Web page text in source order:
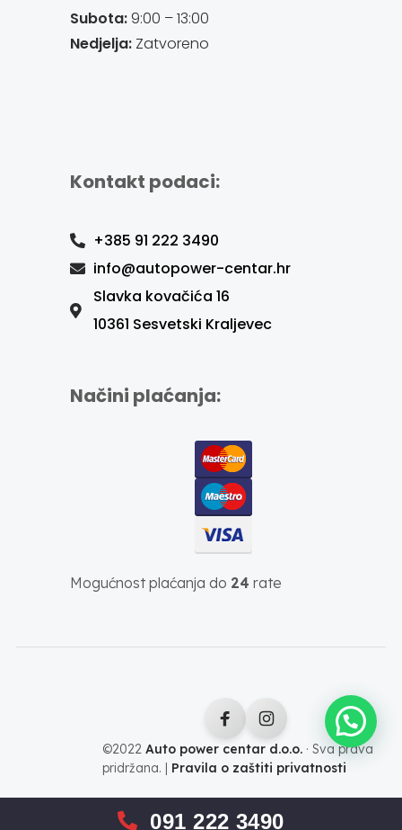
Subota:9:00 – 13:00
Nedjelja:Zatvoreno
Kontakt podaci:
+385 91 222 3490
info@autopower-centar.hr
Slavka kovačića 16
10361 Sesvetski Kraljevec
Načini plaćanja:
Mogućnost plaćanja do 24 rate
©2022 Auto power centar d.o.o.· Sva prava
pridržana. | Pravila o zaštiti privatnosti
091 222 3490